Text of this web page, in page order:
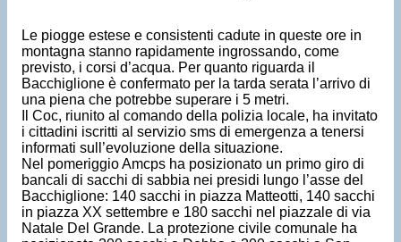
Le piogge estese e consistenti cadute in queste ore in
montagna stanno rapidamente ingrossando, come
previsto, i corsi d’acqua. Per quanto riguarda il
Bacchiglione è confermato per la tarda serata l’arrivo di
una piena che potrebbe superare i 5 metri.
Il Coc, riunito al comando della polizia locale, ha invitato
i cittadini iscritti al servizio sms di emergenza a tenersi
informati sull’evoluzione della situazione.
Nel pomeriggio Amcps ha posizionato un primo giro di
bancali di sacchi di sabbia nei presidi lungo l’asse del
Bacchiglione: 140 sacchi in piazza Matteotti, 140 sacchi
in piazza XX settembre e 180 sacchi nel piazzale di via
Natale Del Grande. La protezione civile comunale ha